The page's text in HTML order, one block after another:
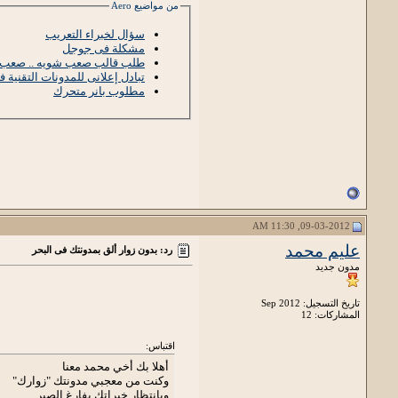
من مواضيع Aero
سؤال لخبراء التعريب
مشكلة فى جوجل
طلب قالب صعب شويه .. صعب
تبادل إعلانى للمدونات
مطلوب بانر متحرك
عليم محمد
مدون جديد
تاريخ التسجيل: Sep 2012
المشاركات: 12
رد: بدون زوار ألق بمدونتك فى البحر
اقتباس:
أهلا بك أخي محمد معنا
وكنت من معجبي مدونتك "زوارك"
وبانتظار خبراتك بفارغ الصبر